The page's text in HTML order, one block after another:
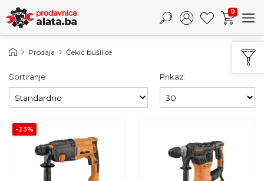
0
Prodaja Čekić bušilice
Sortiranje: Prikaz:
-23%